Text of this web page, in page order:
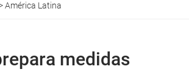
América Latina
medidas